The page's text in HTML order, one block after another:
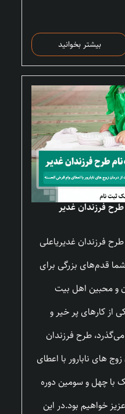
بیشتر بخوانید
فرزندان غدیر
فرزندان غدیریاعلی
قدم‌های بزرگی برای
و محبین اهل بیت
از کارهای پر خیر و
طرح فرزندان
های نابارور با اعطای
با چهل و سومین دوره
خواهیم بود.در این